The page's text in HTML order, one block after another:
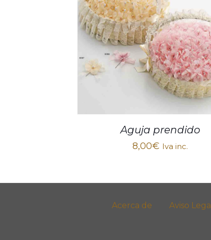
Aguja prendido
8,00€ Iva inc.
Acerca de Aviso Legal